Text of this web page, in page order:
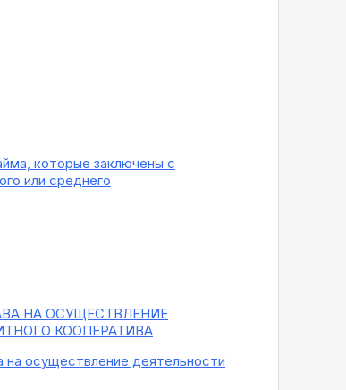
которые заключены с
или среднего
НА ОСУЩЕСТВЛЕНИЕ
КООПЕРАТИВА
на осуществление деятельности